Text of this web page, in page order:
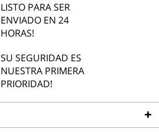
LISTO PARA SER
ENVIADO EN 24
HORAS!
SU SEGURIDAD ES
NUESTRA PRIMERA
PRIORIDAD!